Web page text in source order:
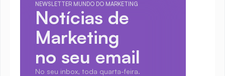
NEWSLETTER MUNDO DO MARKETING
Notícias de
Marketing
no seu email
No seu inbox, toda quarta-feira.